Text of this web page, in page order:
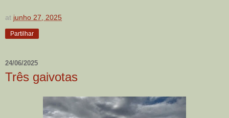
at junho 27, 2025
Partilhar
24/06/2025
Três gaivotas